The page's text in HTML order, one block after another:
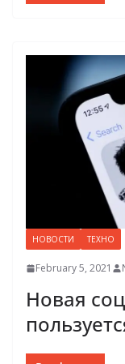
НОВОСТИ ТЕХНО
February 5, 2021
Новая